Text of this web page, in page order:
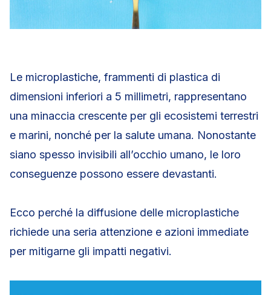
Le microplastiche, frammenti di plastica di
dimensioni inferiori a 5 millimetri, rappresentano
una minaccia crescente per gli ecosistemi terrestri
e marini, nonché per la salute umana. Nonostante
siano spesso invisibili all’occhio umano, le loro
conseguenze possono essere devastanti.
Ecco perché la diffusione delle microplastiche
richiede una seria attenzione e azioni immediate
per mitigarne gli impatti negativi.